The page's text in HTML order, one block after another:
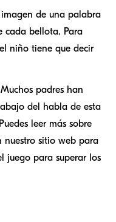
de una palabra
cada bellota. Para
niño tiene que decir
Muchos padres han
del habla de esta
leer más sobre
nuestro sitio web para
juego para superar los